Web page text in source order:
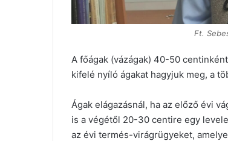
Ft.
A főágak (vázágak) 40-50
kifelé nyíló ágakat hagyjuk meg, a
Ágak elágazásnál, ha az előző évi
is a végétől 20-30 centire egy
az évi termés-virágrügyeket,